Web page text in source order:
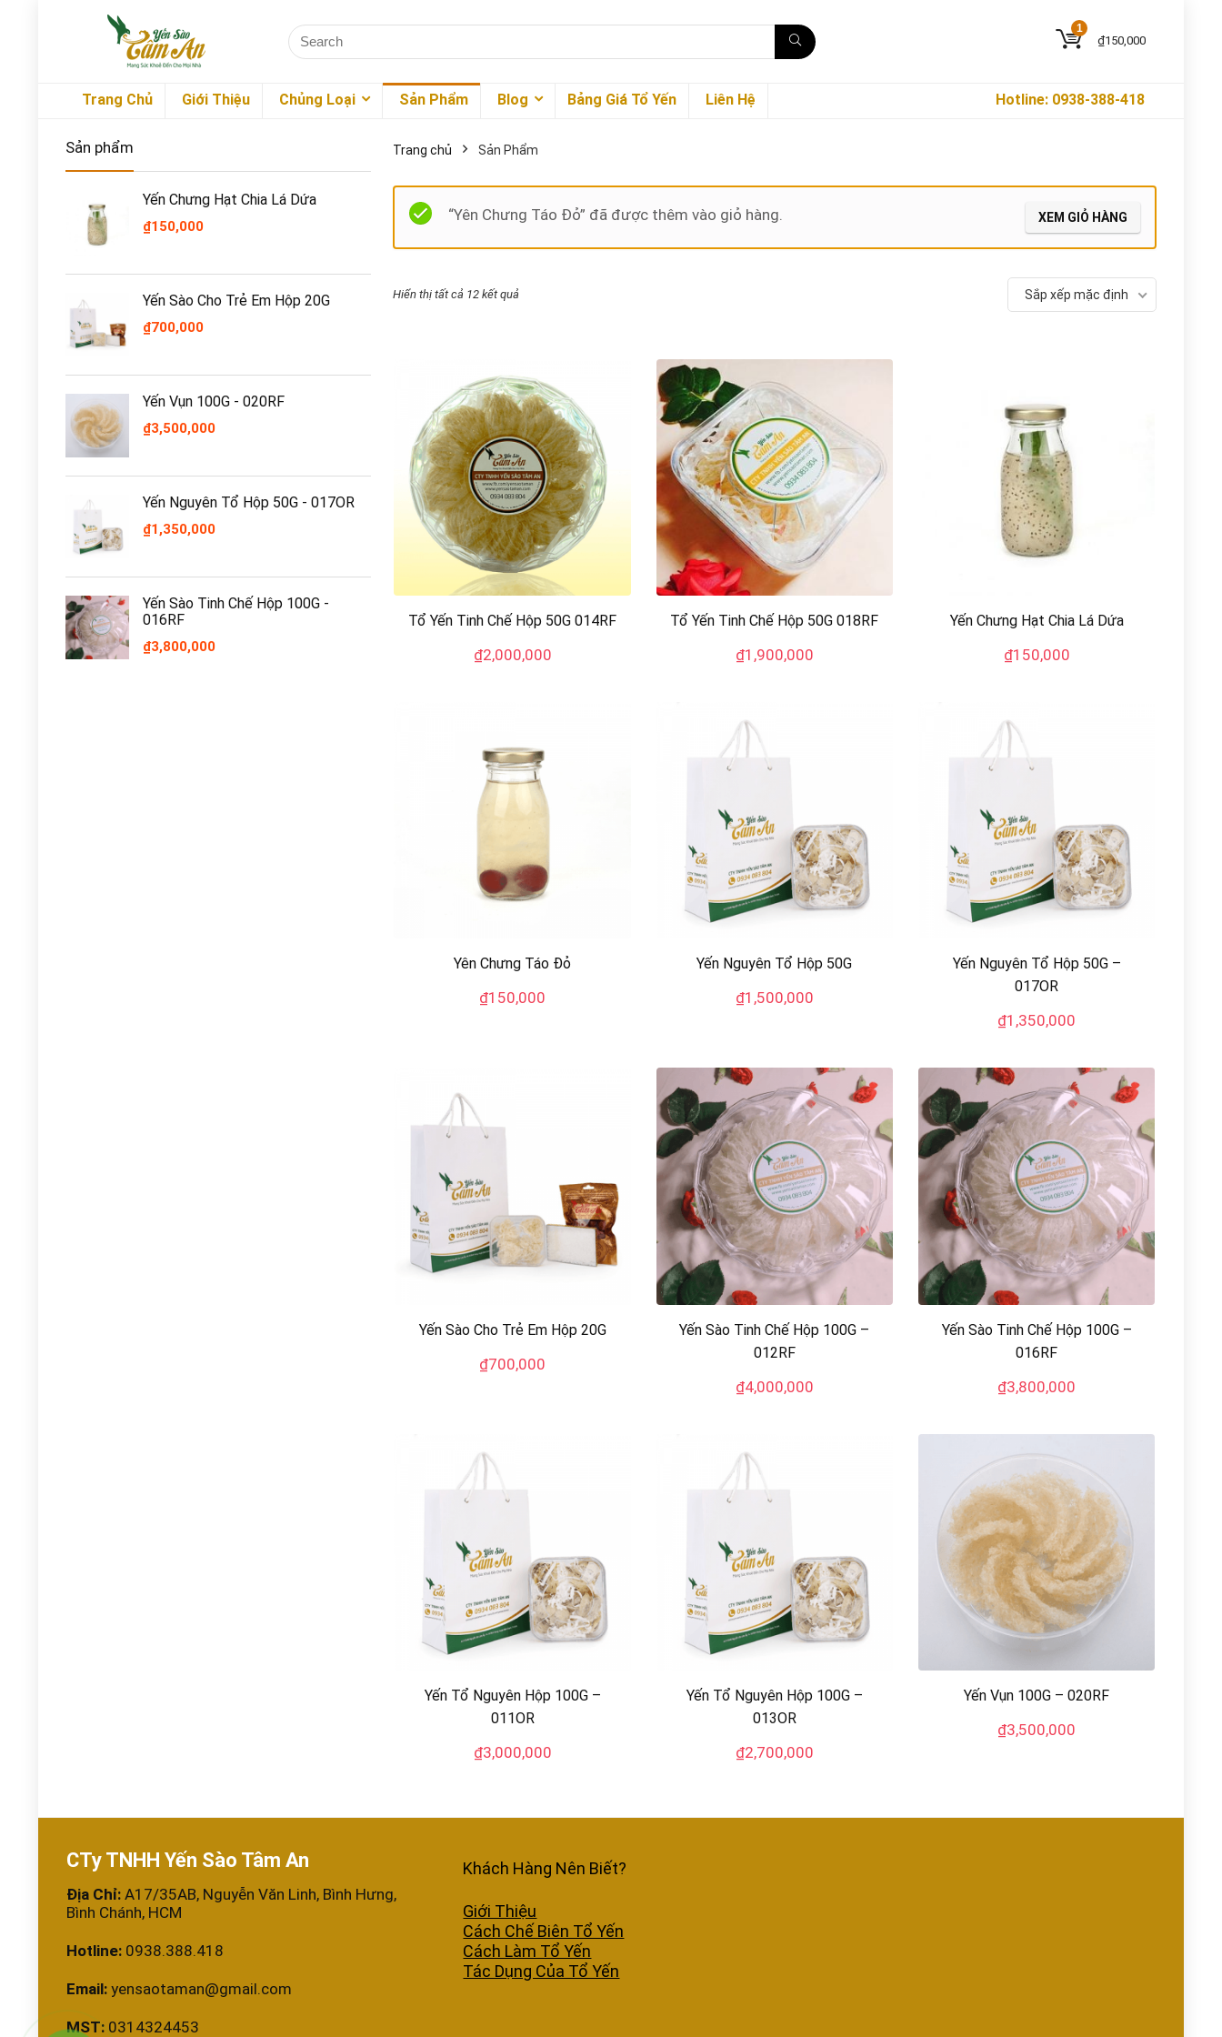
1
₫150,000
Trang Chủ Giới Thiệu Chủng Loại Sản Phẩm Blog Bảng Giá Tổ Yến Liên Hệ Hotline: 0938-388-418
Sản phẩm
Yến Chưng Hạt Chia Lá Dứa
₫150,000
Yến Sào Cho Trẻ Em Hộp 20G
₫700,000
Yến Vụn 100G - 020RF
₫3,500,000
Yến Nguyên Tổ Hộp 50G - 017OR
₫1,350,000
Yến Sào Tinh Chế Hộp 100G -
016RF
₫3,800,000
Trang chủ Sản Phẩm
“Yên Chưng Táo Đỏ” đã được thêm vào giỏ hàng. XEM GIỎ HÀNG
Hiển thị tất cả 12 kết quả Sắp xếp mặc định
Tổ Yến Tinh Chế Hộp 50G 014RF
₫2,000,000
Tổ Yến Tinh Chế Hộp 50G 018RF
₫1,900,000
Yến Chưng Hạt Chia Lá Dứa
₫150,000
Yên Chưng Táo Đỏ
₫150,000
Yến Nguyên Tổ Hộp 50G
₫1,500,000
Yến Nguyên Tổ Hộp 50G –
017OR
₫1,350,000
Yến Sào Cho Trẻ Em Hộp 20G
₫700,000
Yến Sào Tinh Chế Hộp 100G –
012RF
₫4,000,000
Yến Sào Tinh Chế Hộp 100G –
016RF
₫3,800,000
Yến Tổ Nguyên Hộp 100G –
011OR
₫3,000,000
Yến Tổ Nguyên Hộp 100G –
013OR
₫2,700,000
Yến Vụn 100G – 020RF
₫3,500,000
CTy TNHH Yến Sào Tâm An
Địa Chỉ:A17/35AB, Nguyễn Văn Linh, Bình Hưng,
Bình Chánh, HCM
Hotline:0938.388.418
Email: yensaotaman@gmail.com
MST:0314324453
Khách Hàng Nên Biết?
Giới Thiệu
Cách Chế Biên Tổ Yến
Cách Làm Tổ Yến
Tác Dụng Của Tổ Yến